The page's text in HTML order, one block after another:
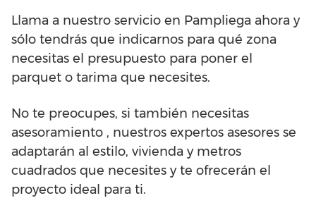
Llama a nuestro servicio en Pampliega ahora y
sólo tendrás que indicarnos para qué zona
necesitas el presupuesto para poner el
parquet o tarima que necesites.
No te preocupes, si también necesitas
asesoramiento , nuestros expertos asesores se
adaptarán al estilo, vivienda y metros
cuadrados que necesites y te ofrecerán el
proyecto ideal para ti.